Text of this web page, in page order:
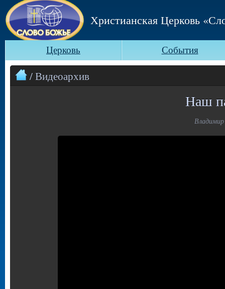
Христианская Церковь
Церковь События
/ Видеоархив
Наш